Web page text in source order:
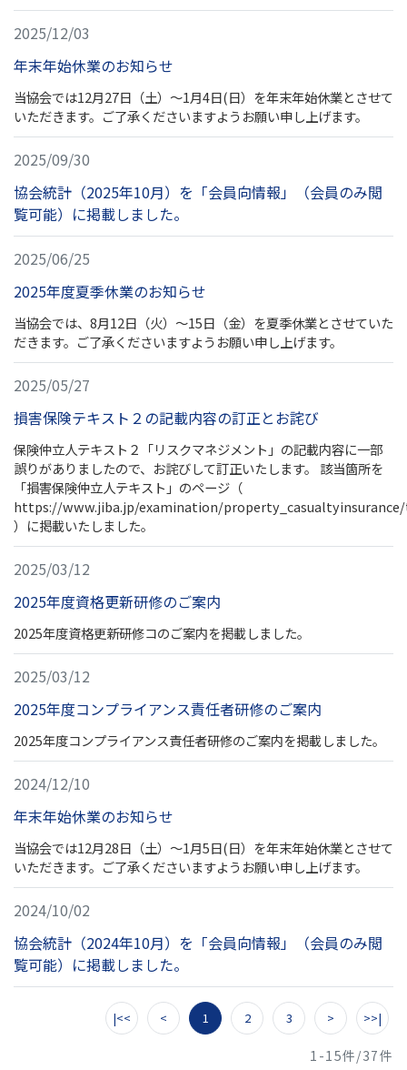
2025/12/03
年末年始休業のお知らせ
当協会では12月27日（土）～1月4日(日）を年末年始休業とさせて
いただきます。ご了承くださいますようお願い申し上げます。
2025/09/30
協会統計（2025年10月）を「会員向情報」（会員のみ閲
覧可能）に掲載しました。
2025/06/25
2025年度夏季休業のお知らせ
当協会では、8月12日（火）～15日（金）を夏季休業とさせていた
だきます。ご了承くださいますようお願い申し上げます。
2025/05/27
損害保険テキスト２の記載内容の訂正とお詫び
保険仲立人テキスト２「リスクマネジメント」の記載内容に一部
誤りがありましたので、お詫びして訂正いたします。 該当箇所を
「損害保険仲立人テキスト」のページ（
https://www.jiba.jp/examination/
）に掲載いたしました。
2025/03/12
2025年度資格更新研修のご案内
2025年度資格更新研修コのご案内を掲載しました。
2025/03/12
2025年度コンプライアンス責任者研修のご案内
2025年度コンプライアンス責任者研修のご案内を掲載しました。
2024/12/10
年末年始休業のお知らせ
当協会では12月28日（土）～1月5日(日）を年末年始休業とさせて
いただきます。ご了承くださいますようお願い申し上げます。
2024/10/02
協会統計（2024年10月）を「会員向情報」（会員のみ閲
覧可能）に掲載しました。
1-15件/37件
|<< < 1 2 3 > >>|